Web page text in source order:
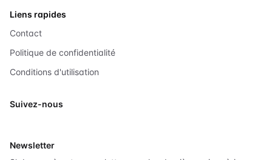
Liens rapides
Contact
Politique de confidentialité
Conditions d'utilisation
Suivez-nous
Newsletter